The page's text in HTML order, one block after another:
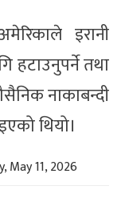
इरानी
हटाउनुपर्ने तथा
नाकाबन्दी
थियो।
May 11, 2026